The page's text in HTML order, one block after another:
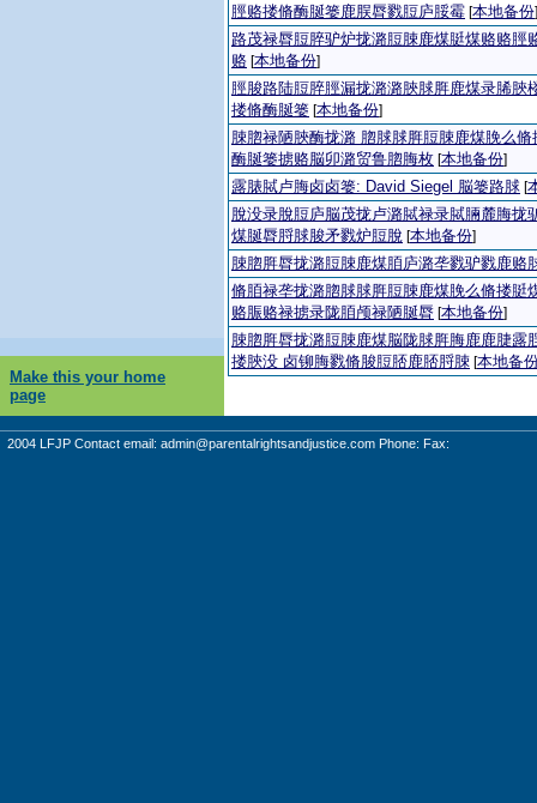
脛赂搂脩酶脠篓鹿脵脣戮脰庐脮霉 [本地备份]
路茂禄脣脰脺驴炉拢潞脰脨鹿煤脡煤赂赂脛
赂 [本地备份]
脛脧路陆脰脺脛漏拢潞潞脥脙脌鹿煤录脪脥
搂脩酶脠篓 [本地备份]
脨脗禄陋脥酶拢潞 脗脙脙脌脰脨鹿煤脕么
酶脠篓掳赂脳卯潞贸鲁脗脢枚 [本地备份]
露脿脦卢脢卤卤篓: David Siegel 脳篓路脙 [
脫没录脫脰庐脳茂拢卢潞脦禄录脦脼麓脢拢
煤脠脣脟脙脧矛戮炉脰脫 [本地备份]
脨脗脌脣拢潞脰脨鹿煤脜庐潞垄戮驴戮鹿赂
脩脜禄垄拢潞脗脙脙脌脰脨鹿煤脕么脩搂脡
赂脤赂禄掳录陇脜颅禄陋脠脣 [本地备份]
脨脗脌脣拢潞脰脨鹿煤脳陇脙脌脢鹿鹿脻露
搂脥没 卤铆脢戮脩脧脰脴鹿脴脟脨 [本地备
Make this your home
page
2004 LFJP Contact email: admin@parentalrightsandjustice.com Phone: Fax: